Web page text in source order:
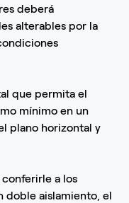
deberá
alterables por la
que permita el
mínimo en un
plano horizontal y
a los
doble aislamiento, el